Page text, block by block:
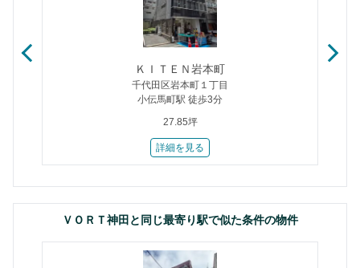
ＫＩＴＥＮ岩本町
千代田区岩本町１丁目
小伝馬町駅 徒歩3分
27.85坪
詳細を見る
ＶＯＲＴ神田と同じ最寄り駅で似た条件の物件